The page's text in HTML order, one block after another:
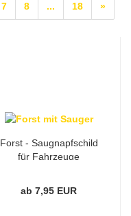
7 8 ... 18 »
Forst - Saugnapfschild
für Fahrzeuge
ab 7,95 EUR